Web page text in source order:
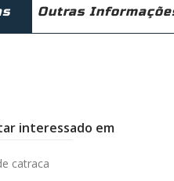
Outras
interessado em